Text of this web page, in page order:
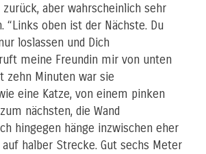
aber wahrscheinlich sehr
“Links oben ist der Nächste. Du
loslassen und Dich
meine Freundin mir von unten
zehn Minuten war sie
eine Katze, von einem pinken
nächsten, die Wand
hingegen hänge inzwischen eher
halber Strecke. Gut sechs Meter